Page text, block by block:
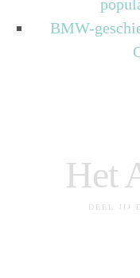
BMW-
Het
DEEL JIJ